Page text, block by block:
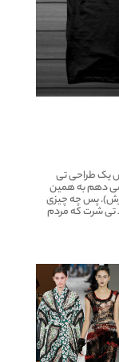
رایج هر کس یک طراحی تی
می دهم به همین
ام (اما شمارش). پس چه چیزی
تی شرت که مردم